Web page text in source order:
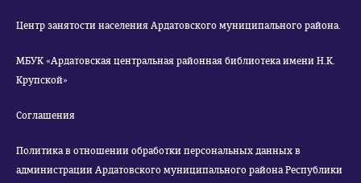
Центр занятости населения Ардатовского муниципального района.
МБУК «Ардатовская центральная районная библиотека имени Н.К.
Крупской»
Соглашения
Политика в отношении обработки персональных данных в
администрации Ардатовского муниципального района Республики